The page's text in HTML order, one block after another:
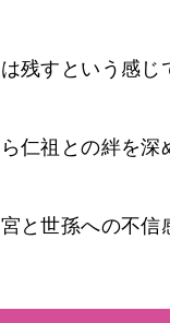
残すという感じ
仁祖との絆を深
と世孫への不